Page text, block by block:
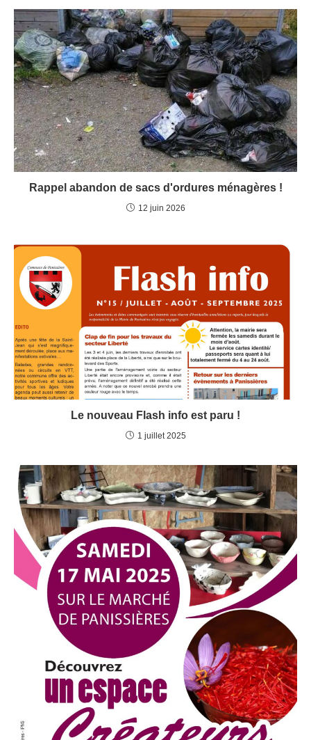
Rappel abandon de sacs d'ordures ménagères !
12 juin 2026
Le nouveau Flash info est paru !
1 juillet 2025